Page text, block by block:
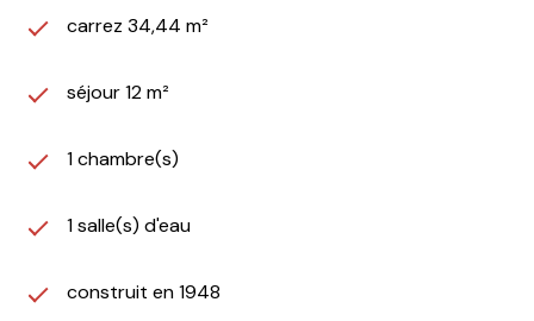
carrez 34,44 m²
séjour 12 m²
1 chambre(s)
1 salle(s) d'eau
construit en 1948